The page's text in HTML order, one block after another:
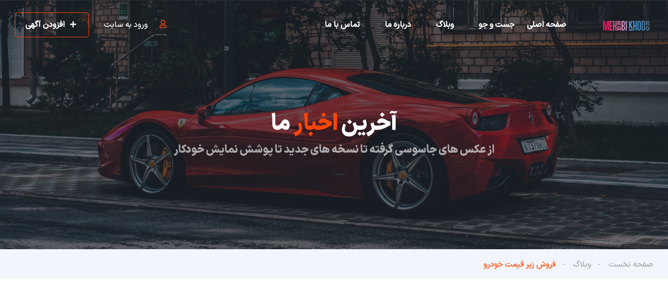
صفحه اصلی جست و جو وبلاگ درباره ما تماس با ما ورود به سایت افزودن آگهی
آخریناخبارما
از عکس های جاسوسی گرفته تا نسخه های جدید تا پوشش نمایش خودکار
صفحه نخست وبلاگ فروش زیر قیمت خودرو